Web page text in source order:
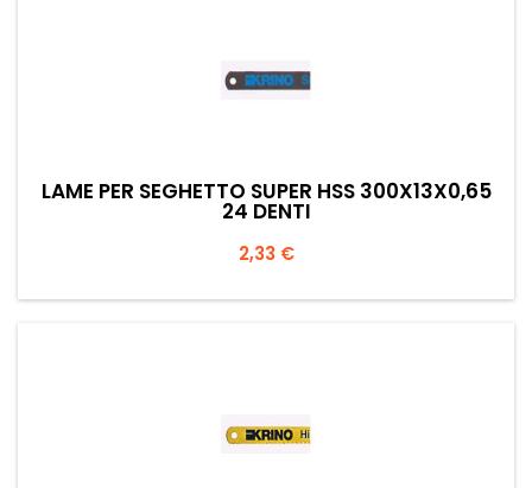
LAME PER SEGHETTO SUPER HSS 300X13X0,65
24 DENTI
Prezzo
2,33 €